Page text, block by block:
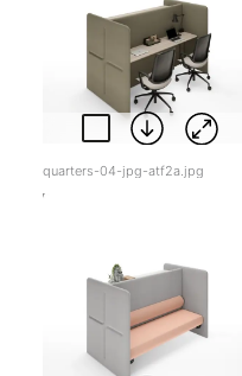
quarters-04-jpg-atf2a.jpg